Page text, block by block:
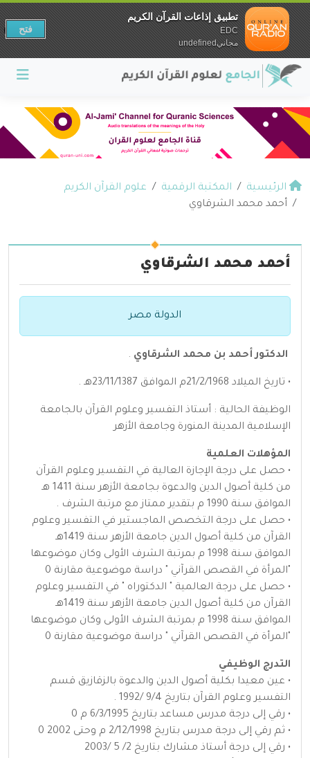
الرئيسية المكتبة الرقمية
علوم القرآن الكريم
أحمد محمد الشرقاوي
أحمد محمد الشرقاوي
الدولة مصر
الدكتور أحمد بن محمد الشرقاوي .
• تاريخ الميلاد 21/2/1968م الموافق 23/11/1387هـ .
الوظيفة الحالية : أستاذ التفسير وعلوم القرآن بالجامعة
الإسلامية المدينة المنورة وجامعة الأزهر
المؤهلات العلمية
• حصل على درجة الإجازة العالية في التفسير وعلوم القرآن
من كلية أصول الدين والدعوة بجامعة الأزهر سنة 1411 هـ
الموافق سنة 1990 م بتقدير ممتاز مع مرتبة الشرف .
• حصل على درجة التخصص الماجستير في التفسير وعلوم
القرآن من كلية أصول الدين جامعة الأزهر سنة 1419هـ
الموافق سنة 1998 م بمرتبة الشرف الأولى وكان موضوعها
"المرأة في القصص القرآني " دراسة موضوعية مقارنة 0
• حصل على درجة العالمية " الدكتوراه " في التفسير وعلوم
القرآن من كلية أصول الدين جامعة الأزهر سنة 1419هـ
الموافق سنة 1998 م بمرتبة الشرف الأولى وكان موضوعها
"المرأة في القصص القرآني " دراسة موضوعية مقارنة 0
التدرج الوظيفي
• عين معيدا بكلية أصول الدين والدعوة بالزقازيق قسم
التفسير وعلوم القرآن بتاريخ 9/4 /1992 .
• رقي إلى درجة مدرس مساعد بتاريخ 6/3/1995 م 0
• ثم رقي إلى درجة مدرس بتاريخ 2/12/1998 م وحتى 2002 0
• رقي إلى درجة أستاذ مشارك بتاريخ 2/ 5 /2003
تطبيق إذاعات القرآن الكريم
EDC
مجانيundefined
فتح